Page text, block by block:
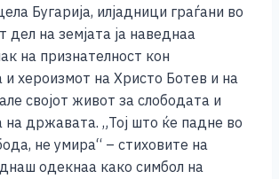
Бугарија, илјадници граѓани во
дел на земјата ја наведнаа
на признателност кон
хероизмот на Христо Ботев и на
својот живот за слободата и
на државата. „Тој што ќе падне во
не умира“ – стиховите на
одекнаа како симбол на